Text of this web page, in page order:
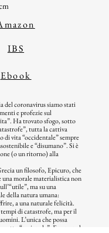
IBS
Ebook
del coronavirus siamo stati
e profezie sul
Ha trovato sfogo, sotto
tutta la cattiva
di vita “occidentale” sempre
e “disumano”. Si è
(o un ritorno) alla
un filosofo, Epicuro, che
una morale materialistica non
ma su una
della natura umana:
a una naturale felicità.
di catastrofe, ma per il
L’unica che possa
“razionale”. Essere, nel